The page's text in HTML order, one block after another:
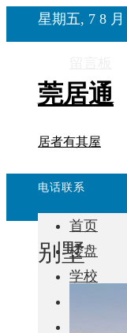
星期五, 7 8 月
莞居通
居者有其屋
电话联系
首页
楼盘
学校
别墅